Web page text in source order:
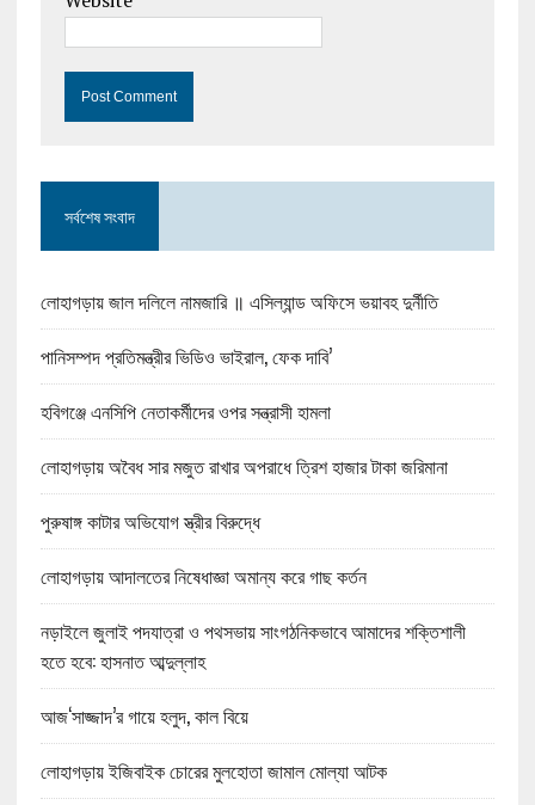
সর্বশেষ সংবাদ
লোহাগড়ায় জাল দলিলে নামজারি ॥ এসিল্যান্ড অফিসে ভয়াবহ দুর্নীতি
পানিসম্পদ প্রতিমন্ত্রীর ভিডিও ভাইরাল, ফেক দাবি’
হবিগঞ্জে এনসিপি নেতাকর্মীদের ওপর সন্ত্রাসী হামলা
লোহাগড়ায় অবৈধ সার মজুত রাখার অপরাধে ত্রিশ হাজার টাকা জরিমানা
পুরুষাঙ্গ কাটার অভিযোগ স্ত্রীর বিরুদ্ধে
লোহাগড়ায় আদালতের নিষেধাজ্ঞা অমান্য করে গাছ কর্তন
নড়াইলে জুলাই পদযাত্রা ও পথসভায় সাংগঠনিকভাবে আমাদের শক্তিশালী
হতে হবে: হাসনাত আব্দুল্লাহ
আজ‘সাজ্জাদ’র গায়ে হলুদ, কাল বিয়ে
লোহাগড়ায় ইজিবাইক চোরের মুলহোতা জামাল মোল্যা আটক